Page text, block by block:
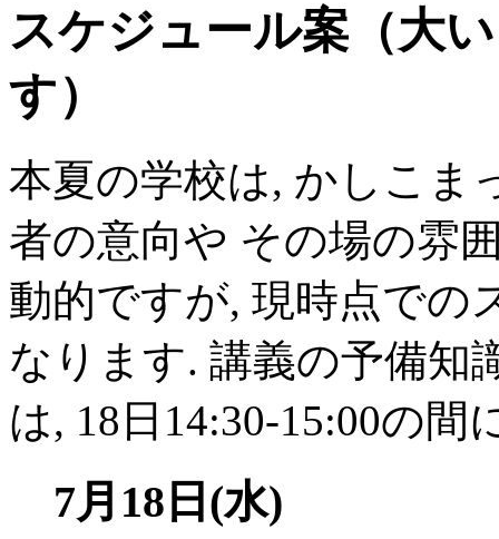
スケジュール案（大
す）
本夏の学校は, かしこま
者の意向や その場の雰
動的ですが, 現時点での
なります. 講義の予備知
は, 18日14:30-15:00の間
7月18日(水)